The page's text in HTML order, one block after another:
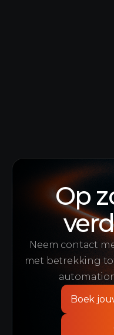
Op
Neem contact
met betrekking
Boek